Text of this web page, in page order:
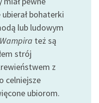
bohaterki
lub ludowym
Wampira też są
strój
z
celniejsze
ubiorom.